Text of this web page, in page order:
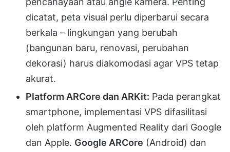
dicatat, peta visual perlu diperbarui secara
berkala – lingkungan yang berubah
(bangunan baru, renovasi, perubahan
dekorasi) harus diakomodasi agar VPS tetap
akurat.
Platform ARCore dan ARKit: Pada perangkat
smartphone, implementasi VPS difasilitasi
oleh platform Augmented Reality dari Google
dan Apple. Google ARCore (Android) dan